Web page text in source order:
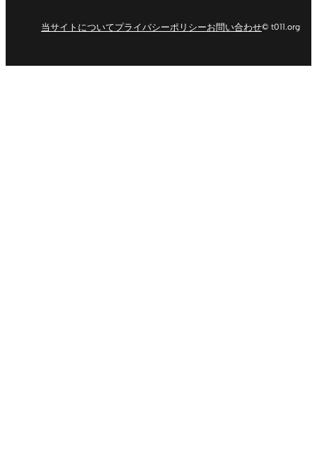
当サイトについてプライバシーポリシーお問い合わせ© t011.org